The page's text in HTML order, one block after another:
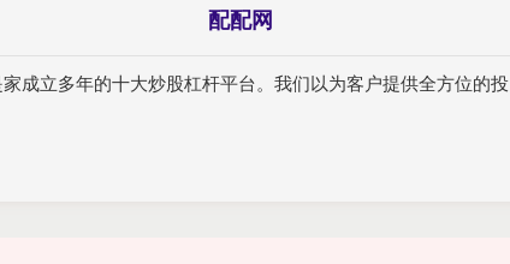
配配网
成立多年的十大炒股杠杆平台。我们以为客户提供全方位的